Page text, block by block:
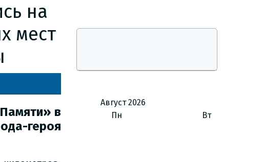
на
мест
в
героя
Август 2026
Пн
Вт